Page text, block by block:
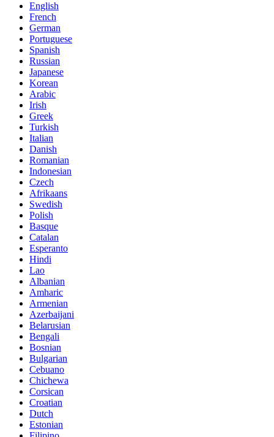
English
French
German
Portuguese
Spanish
Russian
Japanese
Korean
Arabic
Irish
Greek
Turkish
Italian
Danish
Romanian
Indonesian
Czech
Afrikaans
Swedish
Polish
Basque
Catalan
Esperanto
Hindi
Lao
Albanian
Amharic
Armenian
Azerbaijani
Belarusian
Bengali
Bosnian
Bulgarian
Cebuano
Chichewa
Corsican
Croatian
Dutch
Estonian